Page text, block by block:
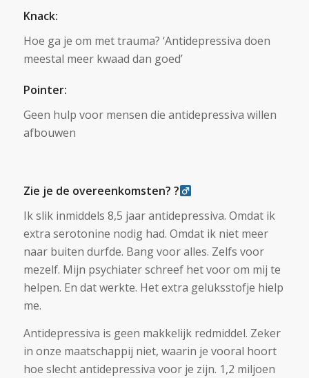
Knack:
Hoe ga je om met trauma? ‘Antidepressiva doen
meestal meer kwaad dan goed’
Pointer:
Geen hulp voor mensen die antidepressiva willen
afbouwen
Zie je de overeenkomsten? ?‍
Ik slik inmiddels 8,5 jaar antidepressiva. Omdat ik
extra serotonine nodig had. Omdat ik niet meer
naar buiten durfde. Bang voor alles. Zelfs voor
mezelf. Mijn psychiater schreef het voor om mij te
helpen. En dat werkte. Het extra geluksstofje hielp
me.
Antidepressiva is geen makkelijk redmiddel. Zeker
in onze maatschappij niet, waarin je vooral hoort
hoe slecht antidepressiva voor je zijn. 1,2 miljoen